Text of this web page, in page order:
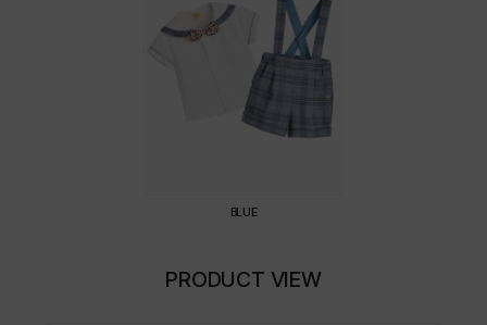
BLUE
PRODUCT VIEW